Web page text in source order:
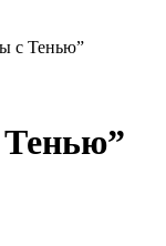
с Тенью”
Тенью”